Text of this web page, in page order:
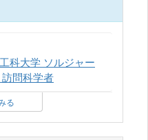
科大学 ソルジャー
問科学者
る